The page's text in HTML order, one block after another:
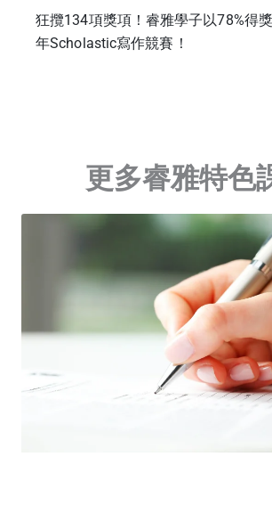
狂攬134項獎項！睿雅學子以78%得
年Scholastic寫作競賽！
更多睿雅特色